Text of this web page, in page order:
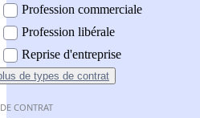
Profession commerciale
Profession libérale
Reprise d'entreprise
de types de contrat
CONTRAT